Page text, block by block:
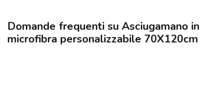
Domande frequenti su Asciugamano in
microfibra personalizzabile 70X120cm